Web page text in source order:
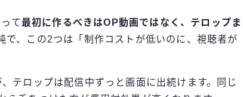
て最初に作るべきはOP動画ではなく、テロップま
で、この2つは「制作コストが低いのに、視聴者が
テロップは配信中ずっと画面に出続けます。同じ